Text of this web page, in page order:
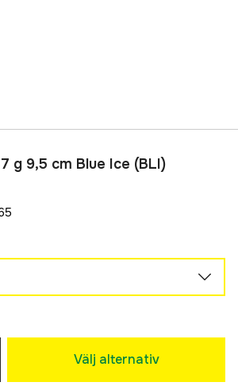
g 9,5 cm Blue Ice (BLI)
Välj alternativ